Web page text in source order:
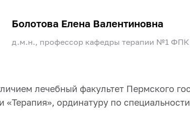
Болотова Елена Валентиновна
д.м.н., профессор кафедры терапии №1
лечебный факультет Пермского
«Терапия», ординатуру по